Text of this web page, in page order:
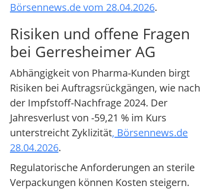
Börsennews.de vom 28.04.2026.
Risiken und offene Fragen
bei Gerresheimer AG
Abhängigkeit von Pharma-Kunden birgt
Risiken bei Auftragsrückgängen, wie nach
der Impfstoff-Nachfrage 2024. Der
Jahresverlust von -59,21 % im Kurs
unterstreicht Zyklizität, Börsennews.de
28.04.2026.
Regulatorische Anforderungen an sterile
Verpackungen können Kosten steigern.